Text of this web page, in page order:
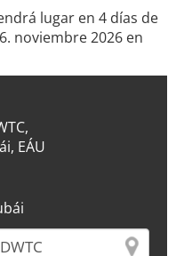
lugar en 4 días de
noviembre 2026 en
EÁU